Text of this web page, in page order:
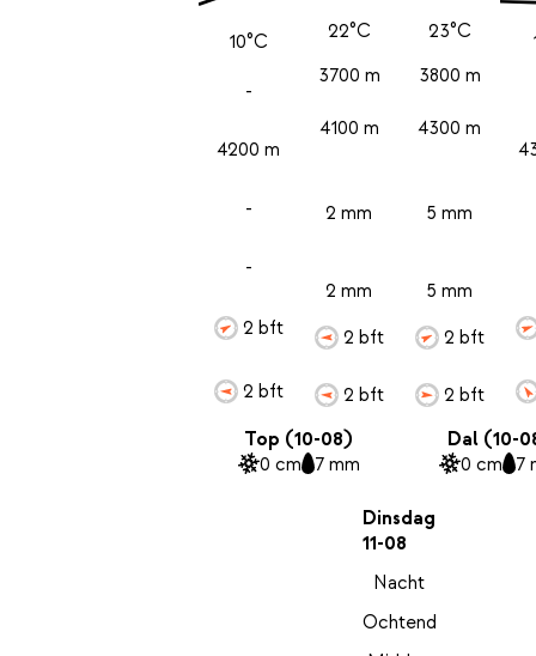
10°C
-
4200 m
-
-
2 bft
2 bft
22°C
3700 m
4100 m
2 mm
2 mm
2 bft
2 bft
23°C
3800 m
4300 m
5 mm
5 mm
2 bft
2 bft
Top (10-08)
0 cm 7 mm
Dal (10-
0 cm 7
Dinsdag
11-08
Nacht
Ochtend